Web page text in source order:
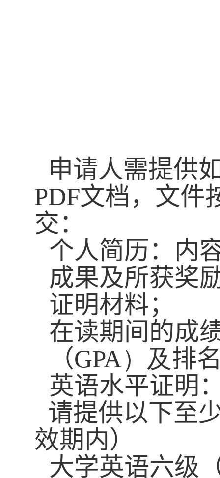
申请人需提供
PDF文档，文件
交 ：
个人简历：内
成果及所获奖
证明材料；
在读期间的成
（GPA）及排
英语水平证明
请提供以下至
效期内）
大学英语六级